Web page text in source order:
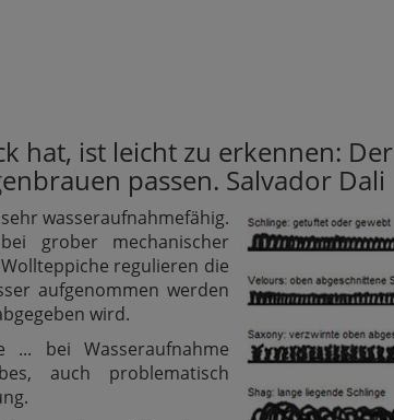
hat, ist leicht zu erkennen: Der
passen. Salvador Dali
wasseraufnahmefähig.
grober mechanischer
regulieren die
aufgenommen werden
wird.
... bei Wasseraufnahme
auch problematisch